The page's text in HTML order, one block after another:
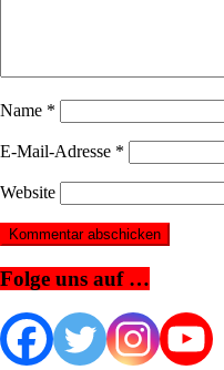
Name *
E-Mail-Adresse *
Website
Folge uns auf …